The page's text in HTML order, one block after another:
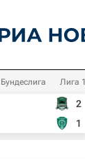
Бундеслига Лига 1
2
1